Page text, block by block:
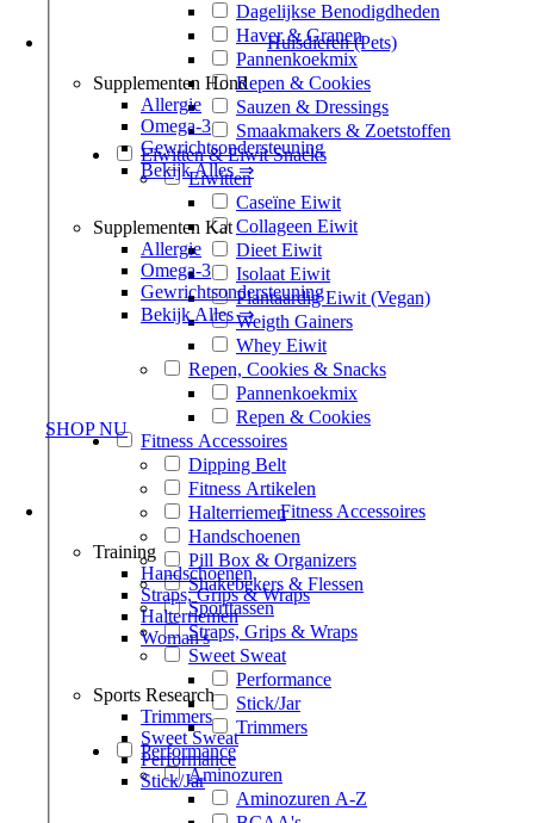
Huisdieren (Pets)
Supplementen Hond
Allergie
Omega-3
Gewrichtsondersteuning
Bekijk Alles ⇒
Supplementen Kat
Allergie
Omega-3
Gewrichtsondersteuning
Bekijk Alles ⇒
SHOP NU
Fitness Accessoires
Training
Handschoenen
Straps, Grips & Wraps
Halterriemen
Woman's
Sports Research
Trimmers
Sweet Sweat
Performance
Stick/Jar
Dagelijkse Benodigdheden
Haver & Granen
Pannenkoekmix
Repen & Cookies
Sauzen & Dressings
Smaakmakers & Zoetstoffen
Eiwitten & Eiwit Snacks
Eiwitten
Caseïne Eiwit
Collageen Eiwit
Dieet Eiwit
Isolaat Eiwit
Plantaardig Eiwit (Vegan)
Weigth Gainers
Whey Eiwit
Repen, Cookies & Snacks
Pannenkoekmix
Repen & Cookies
Fitness Accessoires
Dipping Belt
Fitness Artikelen
Halterriemen
Handschoenen
Pill Box & Organizers
Shakebekers & Flessen
Sporttassen
Straps, Grips & Wraps
Sweet Sweat
Performance
Stick/Jar
Trimmers
Performance
Aminozuren
Aminozuren A-Z